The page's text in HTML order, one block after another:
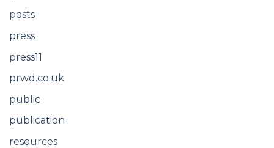
posts
press
press11
prwd.co.uk
public
publication
resources